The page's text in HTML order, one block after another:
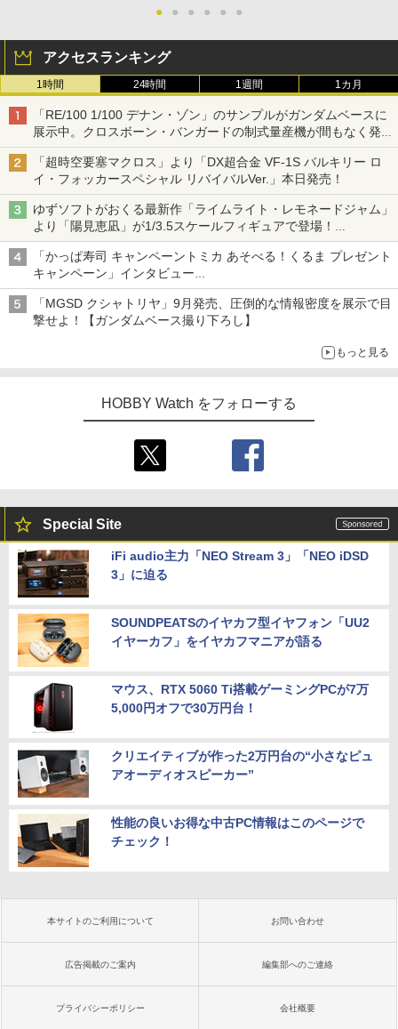
● ● ● ● ● ●
アクセスランキング
1時間 24時間 1週間 1カ月
「RE/100 1/100 デナン・ゾン」のサンプルがガンダムベースに
展示中。クロスボーン・バンガードの制式量産機が間もなく発送
【ガンダムベース撮り下ろし】
「超時空要塞マクロス」より「DX超合金 VF-1S バルキリー ロ
イ・フォッカースペシャル リバイバルVer.」本日発売！
ゆずソフトがおくる最新作「ライムライト・レモネードジャム」
より「陽見恵凪」が1/3.5スケールフィギュアで登場！
メガネ姿も表現できるオプションパーツが付属
「かっぱ寿司 キャンペーントミカ あそべる！くるま プレゼント
キャンペーン」インタビュー
子どもが楽しめるかっぱ寿司ならではの体験とコラボの楽しさを
追求
「MGSD クシャトリヤ」9月発売、圧倒的な情報密度を展示で目
撃せよ！【ガンダムベース撮り下ろし】
もっと見る
HOBBY Watch をフォローする
Special Site
iFi audio主力「NEO Stream 3」「NEO iDSD
3」に迫る
SOUNDPEATSのイヤカフ型イヤフォン「UU2
イヤーカフ」をイヤカフマニアが語る
マウス、RTX 5060 Ti搭載ゲーミングPCが7万
5,000円オフで30万円台！
クリエイティブが作った2万円台の“小さなピュ
アオーディオスピーカー”
性能の良いお得な中古PC情報はこのページで
チェック！
本サイトのご利用について お問い合わせ
広告掲載のご案内 編集部へのご連絡
プライバシーポリシー 会社概要